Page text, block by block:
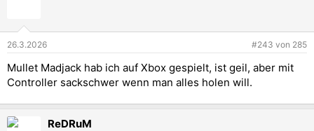
e
:
26.3.2026 #243 von 285
Mullet Madjack hab ich auf Xbox gespielt, ist geil, aber mit
Controller sackschwer wenn man alles holen will.
ReDRuM